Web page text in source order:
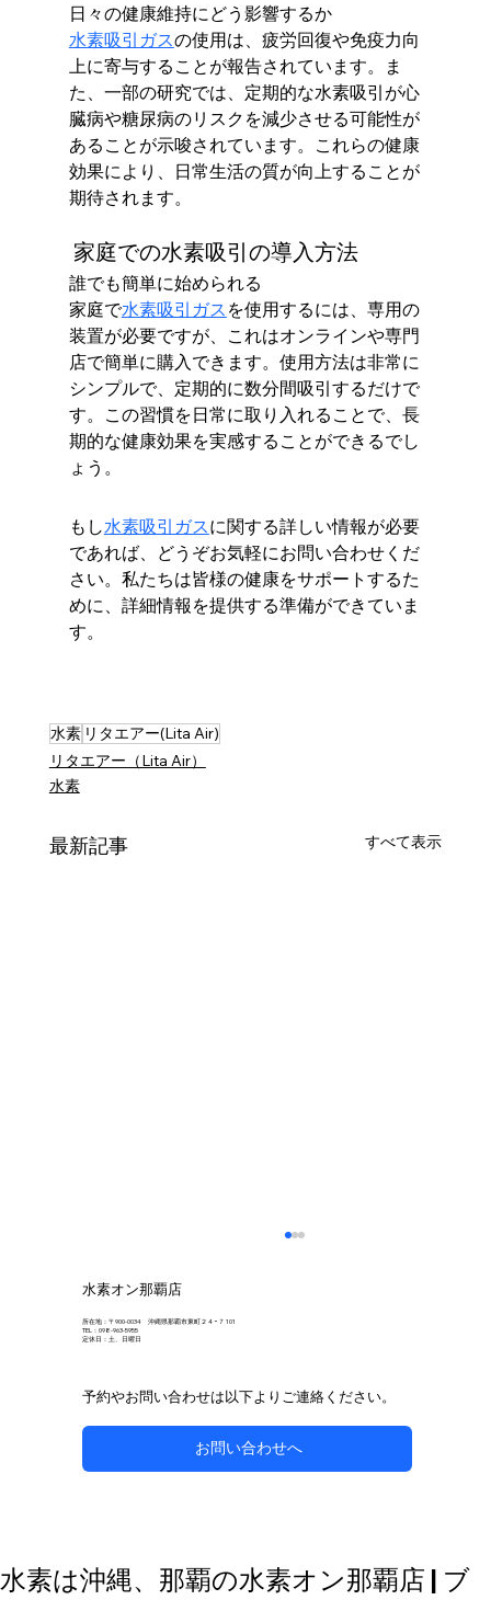
水素オン那覇店
所在地：〒900-0034 沖縄県那覇市東町２４−７ 101
TEL：098-963-5955
定休日：土、日曜日
予約やお問い合わせは以下よりご連絡ください。
お問い合わせへ
水素は沖縄、那覇の水素オン那覇店 | ブ
日々の健康維持にどう影響するか
水素吸引ガスの使用は、疲労回復や免疫力向
上に寄与することが報告されています。ま
た、一部の研究では、定期的な水素吸引が心
臓病や糖尿病のリスクを減少させる可能性が
あることが示唆されています。これらの健康
効果により、日常生活の質が向上することが
期待されます。
家庭での水素吸引の導入方法
誰でも簡単に始められる
家庭で水素吸引ガス を使用するには、専用の
装置が必要ですが、これはオンラインや専門
店で簡単に購入できます。使用方法は非常に
シンプルで、定期的に数分間吸引するだけで
す。この習慣を日常に取り入れることで、長
期的な健康効果を実感することができるでし
ょう。
もし水素吸引ガスに関する詳しい情報が必要
であれば、どうぞお気軽にお問い合わせくだ
さい。私たちは皆様の健康をサポートするた
めに、詳細情報を提供する準備ができていま
す。
水素 リタエアー(Lita Air)
リタエアー（Lita Air）
水素
最新記事 すべて表示
自然な方法で副鼻腔炎のケアを目指す